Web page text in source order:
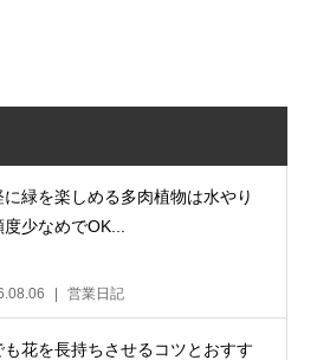
に緑を楽しめる多肉植物は水やり
少なめでOK...
営業日記
も花を長持ちさせるコツとおすす